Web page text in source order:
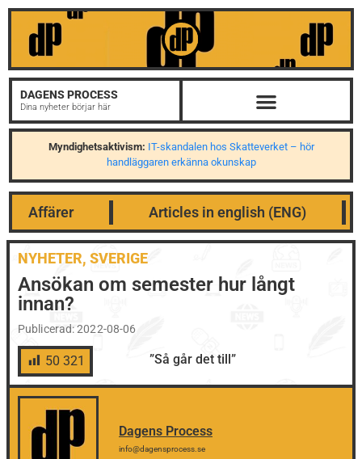
DAGENS PROCESS
Dina nyheter börjar här
Myndighetsaktivism: IT-skandalen hos Skatteverket – hör
handläggaren erkänna okunskap
Affärer Articles in english (ENG)
NYHETER, SVERIGE
Ansökan om semester hur långt
innan?
Publicerad: 2022-08-06
50 321 ”Så går det till”
Dagens Process
info@dagensprocess.se